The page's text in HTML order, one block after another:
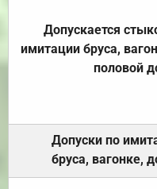
Допускается
имитации бруса,
половой
Допуски по
бруса, вагонке,